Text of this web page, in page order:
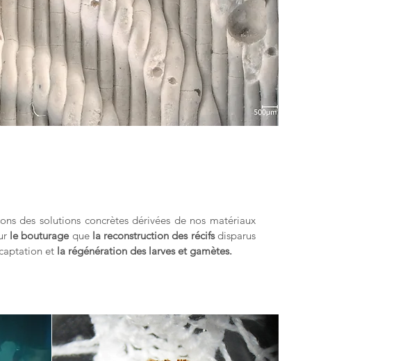
des solutions concrètes dérivées de nos matériaux
le bouturage que la reconstruction des récifsdisparus
et la régénération des larves et gamètes.